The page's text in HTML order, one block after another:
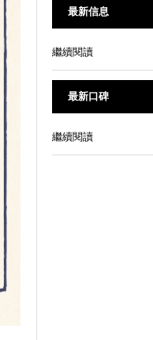
最新信息
繼續閱讀
最新口碑
繼續閱讀